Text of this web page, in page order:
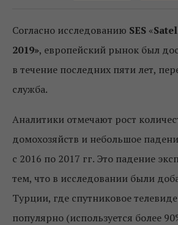
Согласно исследованию SES «
2019», европейский рынок был
в течение последних пяти лет,
служба.
Аналитики отмечают рост
домохозяйств и небольшое
с 2016 по 2017 гг. Это падение
тем, что в исследовании были
​​Турции, где спутниковое
популярно (используется более